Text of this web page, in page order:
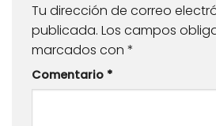
Tu dirección de correo
publicada. Los campos
marcados con *
Comentario *